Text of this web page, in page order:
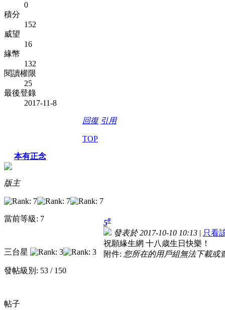
0
積分
152
威望
16
緣幣
132
閱讀權限
25
最後登錄
2017-11-8
回復 引用
TOP
本有正念
版主
當前等級: 7
三台星
發帖級別: 53 / 150
帖子
5#
發表於 2017-10-10 10:13 | 只看
祝願緣生網 十八歳生日快樂！
附件: 您所在的用戶組無法下載或